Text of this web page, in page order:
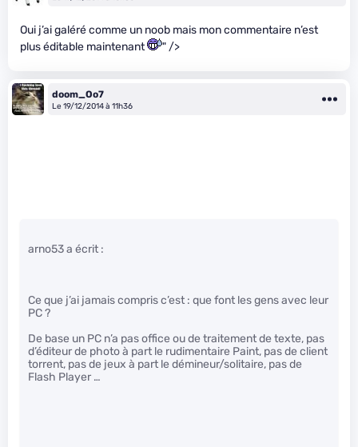
Oui j’ai galéré comme un noob mais mon commentaire n’est
plus éditable maintenant
" />
doom_Oo7
Le 19/12/2014 à 11h36
arno53 a écrit :
Ce que j’ai jamais compris c’est : que font les gens avec leur
PC ?
De base un PC n’a pas office ou de traitement de texte, pas
d’éditeur de photo à part le rudimentaire Paint, pas de client
torrent, pas de jeux à part le démineur/solitaire, pas de
Flash Player …